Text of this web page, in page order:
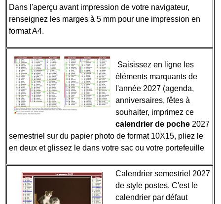
Dans l'aperçu avant impression de votre navigateur,
renseignez les marges à 5 mm pour une impression en
format A4.
Saisissez en ligne les
éléments marquants de
l'année 2027 (agenda,
anniversaires, fêtes à
souhaiter, imprimez ce
calendrier de poche 2027
semestriel sur du papier photo de format 10X15, pliez le
en deux et glissez le dans votre sac ou votre portefeuille
Calendrier semestriel 2027
de style postes. C'est le
calendrier par défaut